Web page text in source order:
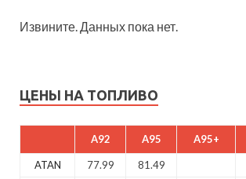
Извините. Данных пока нет.
ЦЕНЫ НА ТОПЛИВО
A92 A95 A95+
ATAN 77.99 81.49